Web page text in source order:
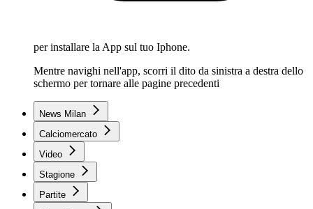
per installare la App sul tuo Iphone.
Mentre navighi nell'app, scorri il dito da sinistra a destra dello
schermo per tornare alle pagine precedenti
News Milan
Calciomercato
Video
Stagione
Partite